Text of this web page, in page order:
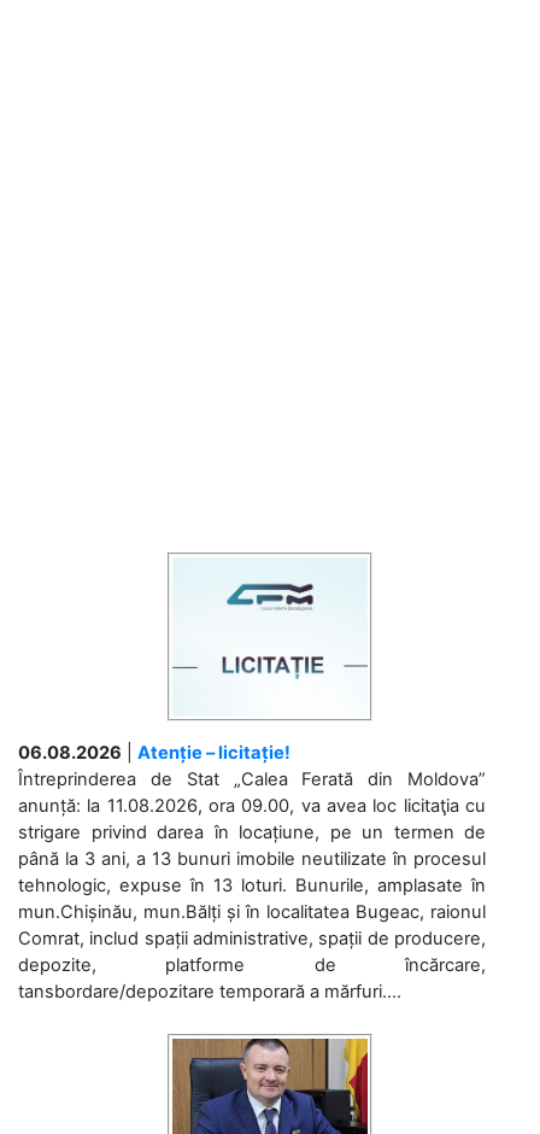
06.08.2026
Atenție – licitație!
Întreprinderea de Stat „Calea Ferată din Moldova”
anunță: la 11.08.2026, ora 09.00, va avea loc licitaţia cu
strigare privind darea în locațiune, pe un termen de
până la 3 ani, a 13 bunuri imobile neutilizate în procesul
tehnologic, expuse în 13 loturi. Bunurile, amplasate în
mun.Chișinău, mun.Bălți și în localitatea Bugeac, raionul
Comrat, includ spații administrative, spații de producere,
depozite, platforme de încărcare,
tansbordare/depozitare temporară a mărfuri....